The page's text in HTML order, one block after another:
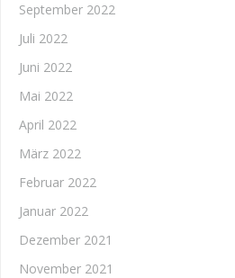
September 2022
Juli 2022
Juni 2022
Mai 2022
April 2022
März 2022
Februar 2022
Januar 2022
Dezember 2021
November 2021